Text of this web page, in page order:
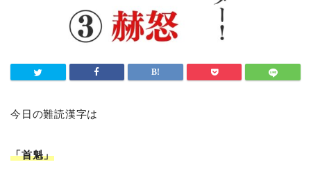
今日の難読漢字は
「首魁」